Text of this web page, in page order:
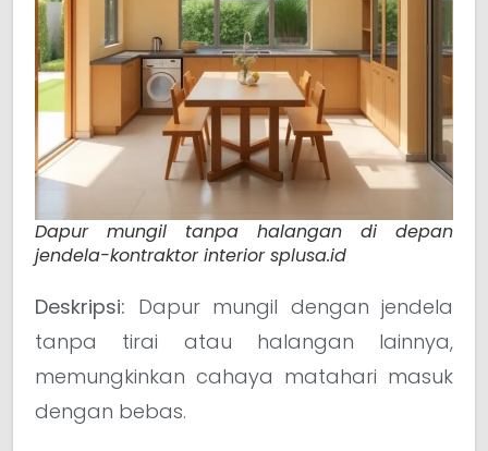
Dapur mungil tanpa halangan di depan
jendela-kontraktor interior splusa.id
Deskripsi: Dapur mungil dengan jendela
tanpa tirai atau halangan lainnya,
memungkinkan cahaya matahari masuk
dengan bebas.